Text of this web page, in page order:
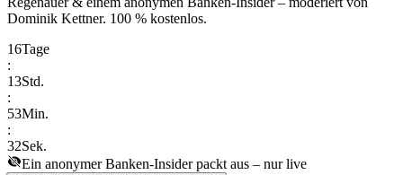
Dominik Kettner. 100 % kostenlos.
16Tage
:
13Std.
:
53Min.
:
32Sek.
Ein anonymer Banken-Insider packt aus – nur live